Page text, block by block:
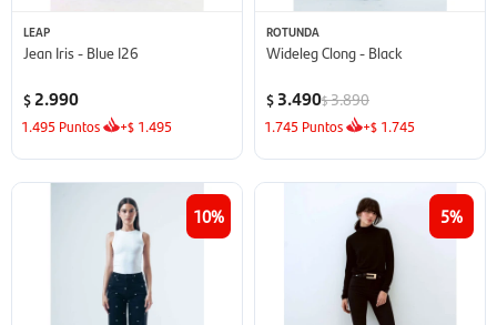
LEAP
Jean Iris - Blue I26
$ 2.990
1.495 Puntos +$ 1.495
ROTUNDA
Wideleg Clong - Black
$ 3.490$3.890
1.745 Puntos +$ 1.745
10 5